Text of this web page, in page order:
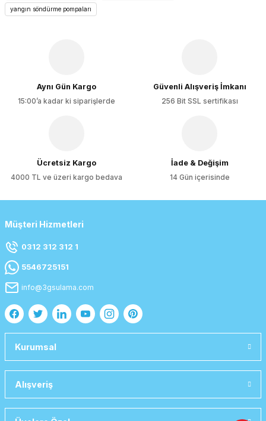
Ürün açıklamasında eksik bilgiler bulunuyor.
yangın söndürme pompaları
Aynı Gün Kargo
15:00’a kadar ki siparişlerde
Güvenli Alışveriş İmkanı
256 Bit SSL sertifikası
Ücretsiz Kargo
4000 TL ve üzeri kargo bedava
İade & Değişim
14 Gün içerisinde
Müşteri Hizmetleri
0312 312 312 1
5546725151
info@3gsulama.com
Kurumsal
Alışveriş